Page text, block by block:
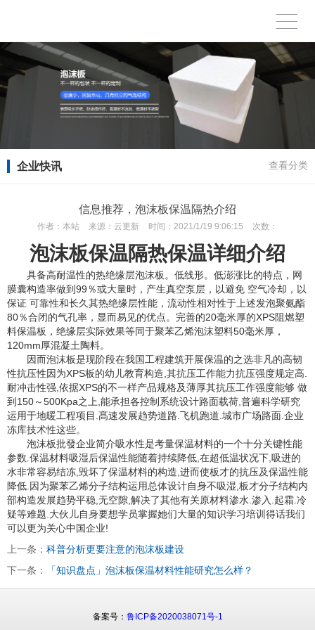
企业快讯 查看分类
信息推荐，泡沫板保温隔热介绍
作者： 本站 来源： 云更新 时间： 2021/1/19 9:06:15 次数：
泡沫板保温隔热保温详细介绍
具备高耐温性的热绝缘层泡沫板。低线形。低澎涨比的特点，网
膜囊构造率做到99％或大量时，产生真空泵层，以避免 空气冷却，以
保证 可靠性和长久其热绝缘层性能，流动性相对性于上述发泡聚氨酯
80％合闭的气孔率，显而易见的优点。完善的20毫米厚的XPS阻燃塑
料保温板，绝缘层实际效果等同于聚苯乙烯泡沫塑料50毫米厚，
120mm厚混凝土陶料。
因而泡沫板是现阶段在我国工程建筑开展保温的之选非凡的高韧
性抗压性因为XPS板的幼儿教育构造,其抗压工作能力抗压强度规定高.
耐冲击性强,依据XPS的不一样产品规格及薄厚其抗压工作强度能够 做
到150～500Kpa之上,能承担各控制系统设计路面载荷,普遍科学研究
运用于地暖工程项目.髙速发展趋势道路.飞机跑道.城市广场路面.企业
冻库技术性这些。
泡沫板批發企业简介吸水性是考量保温材料的一个十分关键性能
参数.保温材料吸湿后保温性能随着持续降低,在超低温状况下,吸进的
水非常容易结冻,毁坏了保温材料的构造,进而使板才的抗压及保温性能
降低.因为聚苯乙烯分子结构运用总体设计自身不吸湿,板才分子结构内
部构造发展趋势平稳,无空隙,解决了其他有关原材料渗水.渗入.起霜.冷
疑等难题.大伙儿自身要想学员掌握她们大量的知识学习培训得话我们
可以更为关心中国企业!
上一条： 科普分析更要注意的泡沫板建设
下一条：
「知识盘点」泡沫板保温材料性能研究怎么样？
备案号： 鲁ICP备2020038071号-1